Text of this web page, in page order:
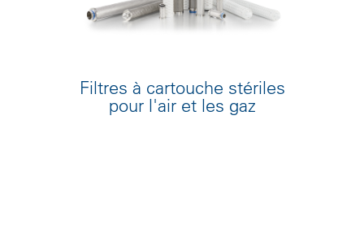
Filtres à cartouche stériles
pour l'air et les gaz